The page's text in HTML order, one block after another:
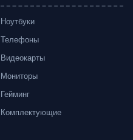
Ноутбуки
Телефоны
Видеокарты
Мониторы
Гейминг
Комплектующие